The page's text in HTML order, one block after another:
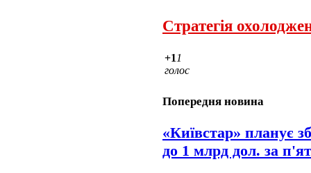
Стратегія
+1 1
голос
Попередня новина
«Київстар» планує
до 1 млрд дол. за